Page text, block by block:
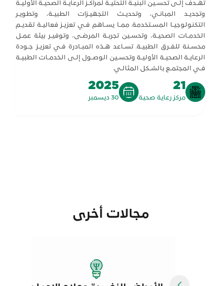
تهـدف إلـى تحسـين البنيـة التحتيـة لمراكـز الرعايـة الصحيـة الأوليـة
وتجديـد المبانـي، وتحديـث التجهيـزات الطبيـة، وتطويـر
التكنولوجيـا المسـتخدمة. ممـا يسـاهم فـي تعزيـز فعاليـة تقديـم
الخدمـات الصحيـة، وتحسـين تجربـة المرضـى، وتوفيـر بيئة عمـل
محسـنة للفـرق الطبيـة. تسـاعد هـذه المبـادرة فـي تعزيـز جـودة
الرعايـة الصحيـة الأوليـة وتحسـين الوصـول إلـى الخدمـات الطبيـة
فـي المجتمـع بالشـكل المثالـي.
21
مركز رعاية صحية
2025
30 ديسمبر
مجالات أخرى